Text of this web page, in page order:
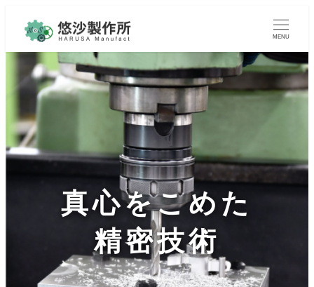
MENU
真心をこめた
精密技術